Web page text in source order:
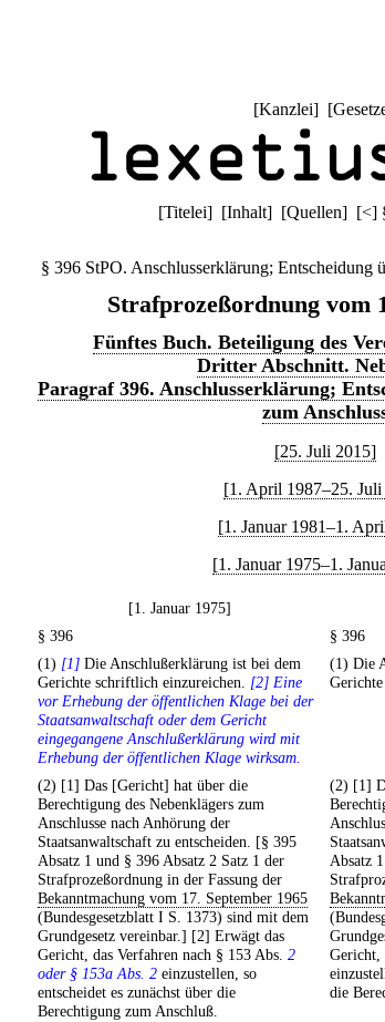
[Kanzlei] [
[Titelei] [Inhalt] [Quellen] [<]
§ 396 StPO. Anschlusserklärung; Entscheidung
Strafprozeßordnung vom
Fünftes Buch. Beteiligung des
Dritter Abschnitt.
Paragraf 396. Anschlusserklärung;
zum
[25. Juli 2015]
[1. April 1987–25.
[1. Januar 1981–1.
[1. Januar 1975–1.
[1. Januar 1975]
§ 396
§ 396
(1) [1] Die Anschlußerklärung ist bei dem
Gerichte schriftlich einzureichen. [2] Eine
vor Erhebung der öffentlichen Klage bei der
Staatsanwaltschaft oder dem Gericht
eingegangene Anschlußerklärung wird mit
Erhebung der öffentlichen Klage wirksam.
(1) Die
(2) [1] Das [Gericht] hat über die
Berechtigung des Nebenklägers zum
Anschlusse nach Anhörung der
Staatsanwaltschaft zu entscheiden. [§ 395
Absatz 1 und § 396 Absatz 2 Satz 1 der
Strafprozeßordnung in der Fassung der
Bekanntmachung vom 17. September 1965
(Bundesgesetzblatt I S. 1373) sind mit dem
Grundgesetz vereinbar.] [2] Erwägt das
Gericht, das Verfahren nach § 153 Abs. 2
oder § 153a Abs. 2 einzustellen, so
entscheidet es zunächst über die
Berechtigung zum Anschluß.
(2) [1]
Absatz
Gericht,
die